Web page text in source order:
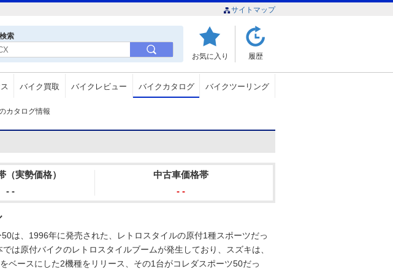
サイトマップ
索
お気に入り 履歴
バイク買取 バイクレビュー バイクカタログ バイクツーリング
カタログ情報
（実勢価格）
- -
中古車価格帯
- -
は、1996年に発売された、レトロスタイルの原付1種スポーツだっ
は原付バイクのレトロスタイルブームが発生しており、スズキは、
ベースにした2機種をリリース、その1台がコレダスポーツ50だっ